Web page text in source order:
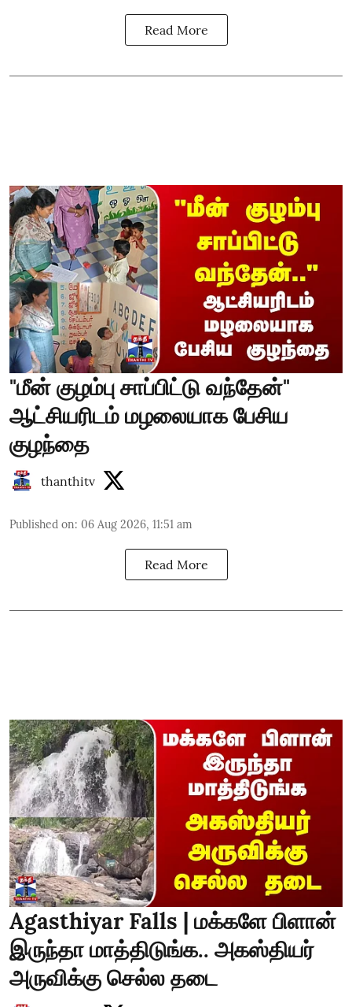
Read More
"மீன் குழம்பு சாப்பிட்டு வந்தேன்"
ஆட்சியரிடம் மழலையாக பேசிய
குழந்தை
thanthitv
Published on: 06 Aug 2026, 11:51 am
Read More
Agasthiyar Falls | மக்களே பிளான்
இருந்தா மாத்திடுங்க.. அகஸ்தியர்
அருவிக்கு செல்ல தடை